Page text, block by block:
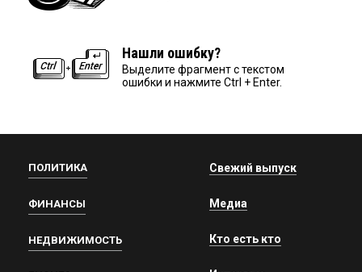
Нашли ошибку?
Выделите фрагмент с текстом
ошибки и нажмите Ctrl + Enter.
ПОЛИТИКА
ФИНАНСЫ
НЕДВИЖИМОСТЬ
Свежий выпуск
Медиа
Кто есть кто